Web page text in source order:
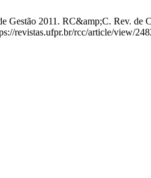
Gestão 2011. RC&amp;C. Rev. de
revistas.ufpr.br/rcc/article/view/